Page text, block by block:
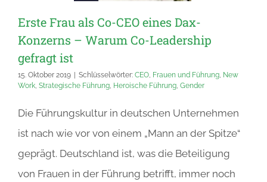
Erste Frau als Co-CEO eines Dax-
Konzerns – Warum Co-Leadership
gefragt ist
15. Oktober 2019 Schlüsselwörter: CEO, Frauen und Führung, New
Work, Strategische Führung, Heroische Führung, Gender
Die Führungskultur in deutschen Unternehmen
ist nach wie vor von einem „Mann an der Spitze“
geprägt. Deutschland ist, was die Beteiligung
von Frauen in der Führung betrifft, immer noch